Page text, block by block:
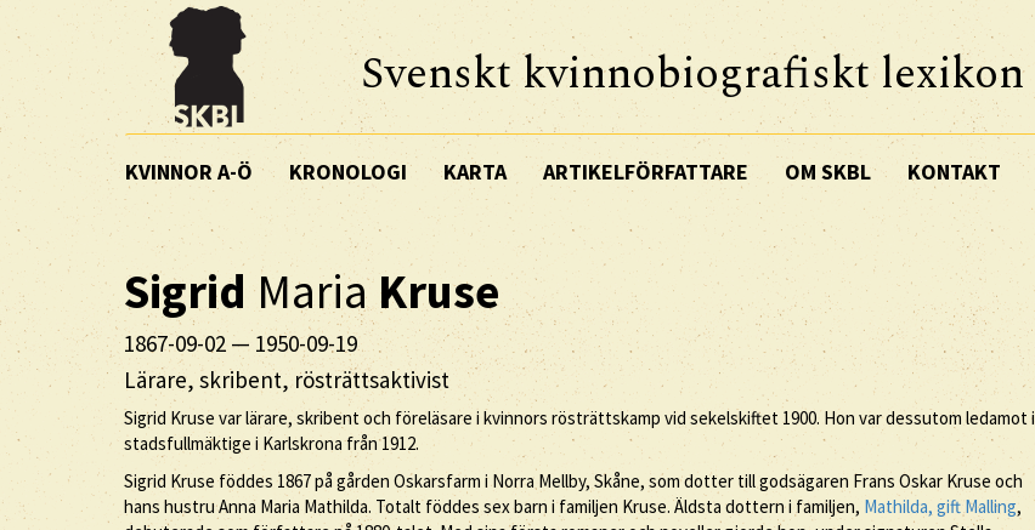
Svenskt kvinnobiografiskt lexikon
KVINNOR A-Ö KRONOLOGI KARTA ARTIKELFÖRFATTARE OM SKBL KONTAKT
SigridMariaKruse
1867-09-02 — 1950-09-19
Lärare, skribent, rösträttsaktivist
Sigrid Kruse var lärare, skribent och föreläsare i kvinnors rösträttskamp vid sekelskiftet 1900. Hon var dessutom ledamot i
stadsfullmäktige i Karlskrona från 1912.
Sigrid Kruse föddes 1867 på gården Oskarsfarm i Norra Mellby, Skåne, som dotter till godsägaren Frans Oskar Kruse och
hans hustru Anna Maria Mathilda. Totalt föddes sex barn i familjen Kruse. Äldsta dottern i familjen, Mathilda, gift Malling,